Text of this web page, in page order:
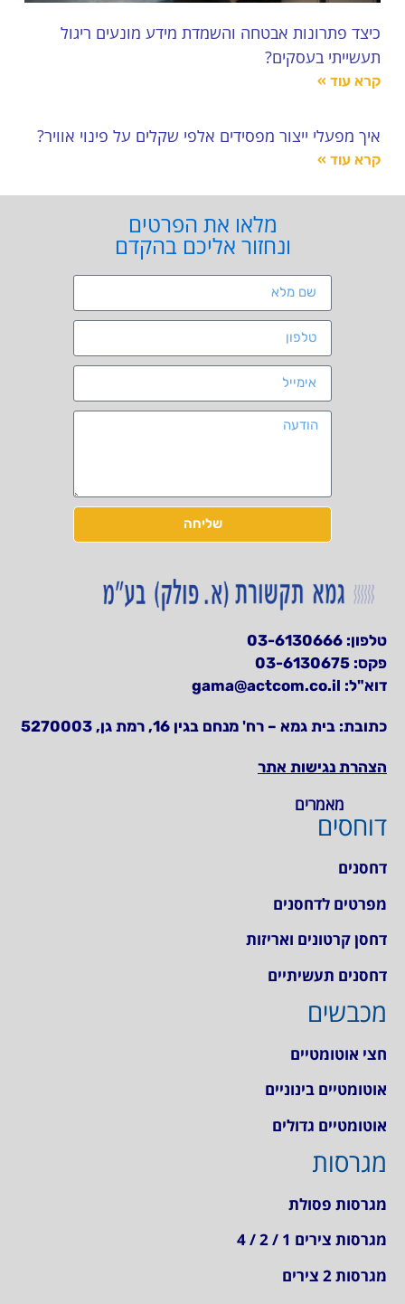
כיצד פתרונות אבטחה והשמדת מידע מונעים ריגול
תעשייתי בעסקים?
קרא עוד »
איך מפעלי ייצור מפסידים אלפי שקלים על פינוי אוויר?
קרא עוד »
מלאו את הפרטים
ונחזור אליכם בהקדם
שליחה
טלפון: 03-6130666
פקס: 03-6130675
דוא"ל: gama@actcom.co.il
כתובת: בית גמא – רח' מנחם בגין 16, רמת גן, 5270003
הצהרת נגישות אתר
מאמרים
דוחסים
דחסנים
מפרטים לדחסנים
דחסן קרטונים ואריזות
דחסנים תעשיתיים
מכבשים
חצי אוטומטיים
אוטומטיים בינוניים
אוטומטיים גדולים
מגרסות
מגרסות פסולת
מגרסות צירים 1 / 2 / 4
מגרסות 2 צירים